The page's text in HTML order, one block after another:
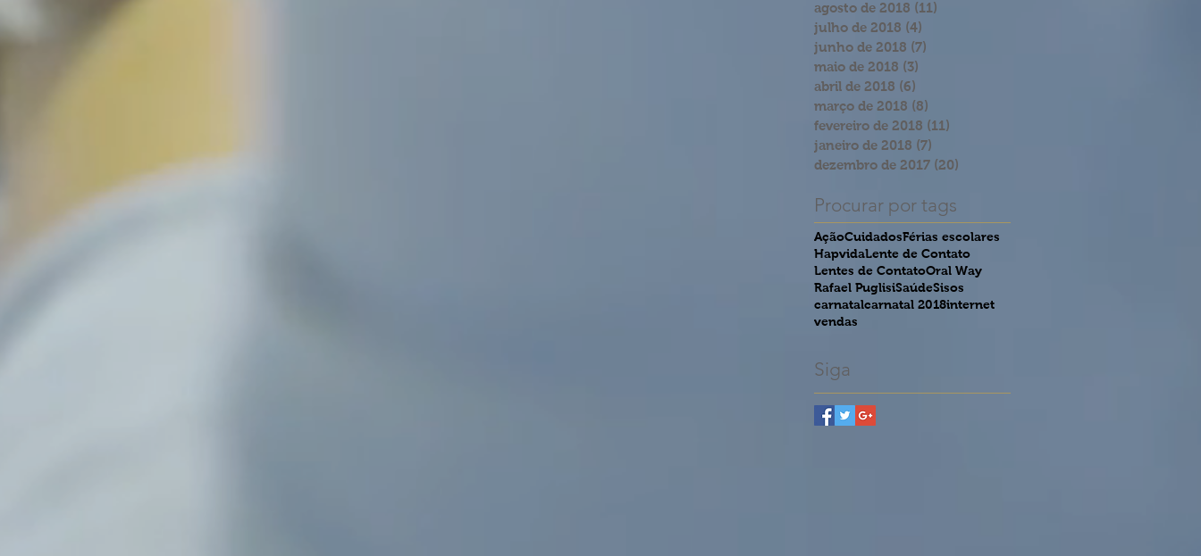
agosto de 2018 (11)
julho de 2018 (4)
junho de 2018 (7)
maio de 2018 (3)
abril de 2018 (6)
março de 2018 (8)
fevereiro de 2018 (11)
janeiro de 2018 (7)
dezembro de 2017 (20)
Procurar por tags
AçãoCuidadosFérias escolares
HapvidaLente de Contato
Lentes de ContatoOral Way
Rafael PuglisiSaúdeSisos
carnatalcarnatal 2018internet
vendas
Siga